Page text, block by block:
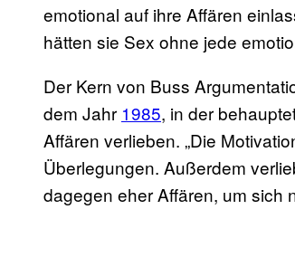
emotional auf ihre Affären
hätten sie Sex ohne jede
Der Kern von Buss
dem Jahr 1985, in der
Affären verlieben. „Die
Überlegungen. Außerdem
dagegen eher Affären, um sich